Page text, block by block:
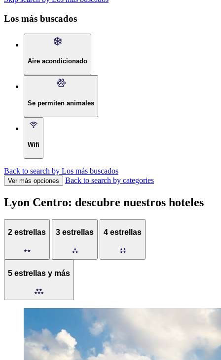
Los más buscados
Aire acondicionado
Se permiten animales
Wifi
Back to search by Los más buscados
Ver más opciones Back to search by categories
Lyon Centro: descubre nuestros hoteles
2 estrellas 3 estrellas 4 estrellas
5 estrellas y más